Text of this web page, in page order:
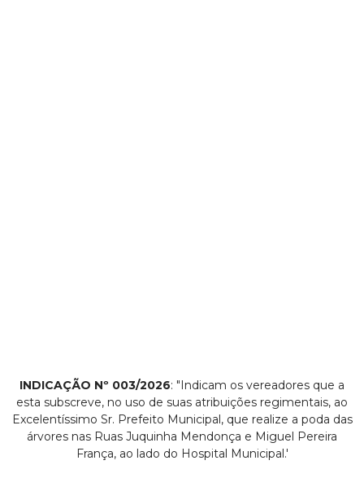
INDICAÇÃO Nº 003/2026: "Indicam os vereadores que a
esta subscreve, no uso de suas atribuições regimentais, ao
Excelentíssimo Sr. Prefeito Municipal, que realize a poda das
árvores nas Ruas Juquinha Mendonça e Miguel Pereira
França, ao lado do Hospital Municipal.'